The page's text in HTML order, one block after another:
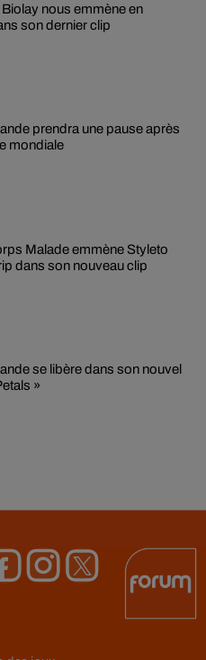
nous emmène en
son dernier clip
prendra une pause après
mondiale
Malade emmène Styleto
dans son nouveau clip
se libère dans son nouvel
»